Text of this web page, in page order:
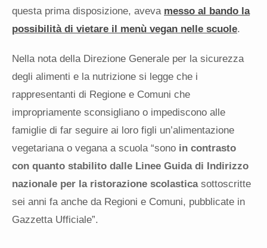
questa prima disposizione, aveva messo al bando la
possibilità di vietare il menù vegan nelle scuole.
Nella nota della Direzione Generale per la sicurezza
degli alimenti e la nutrizione si legge che i
rappresentanti di Regione e Comuni che
impropriamente sconsigliano o impediscono alle
famiglie di far seguire ai loro figli un’alimentazione
vegetariana o vegana a scuola “sono in contrasto
con quanto stabilito dalle Linee Guida di Indirizzo
nazionale per la ristorazione scolasticasottoscritte
sei anni fa anche da Regioni e Comuni, pubblicate in
Gazzetta Ufficiale”.